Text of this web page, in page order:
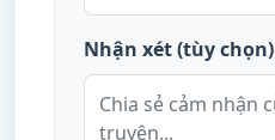
Nhận xét (tùy chọn)